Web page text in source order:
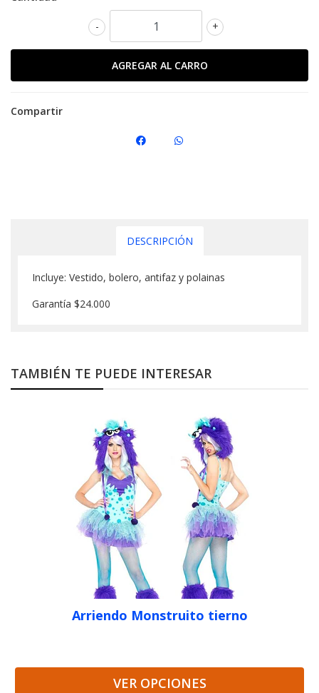
+
-
Compartir
DESCRIPCIÓN
Incluye: Vestido, bolero, antifaz y polainas
Garantía $24.000
TAMBIÉN TE PUEDE INTERESAR
Arriendo Monstruito tierno
VER OPCIONES